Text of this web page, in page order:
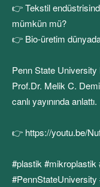
👉 Tekstil
mümkün mü?
👉 Bio-üretim
Penn State
Prof.Dr. Melik C.
canlı yayınında anlattı.
👉 https://youtu.be/
#plastik #mikroplastik
#PennStateUniversity